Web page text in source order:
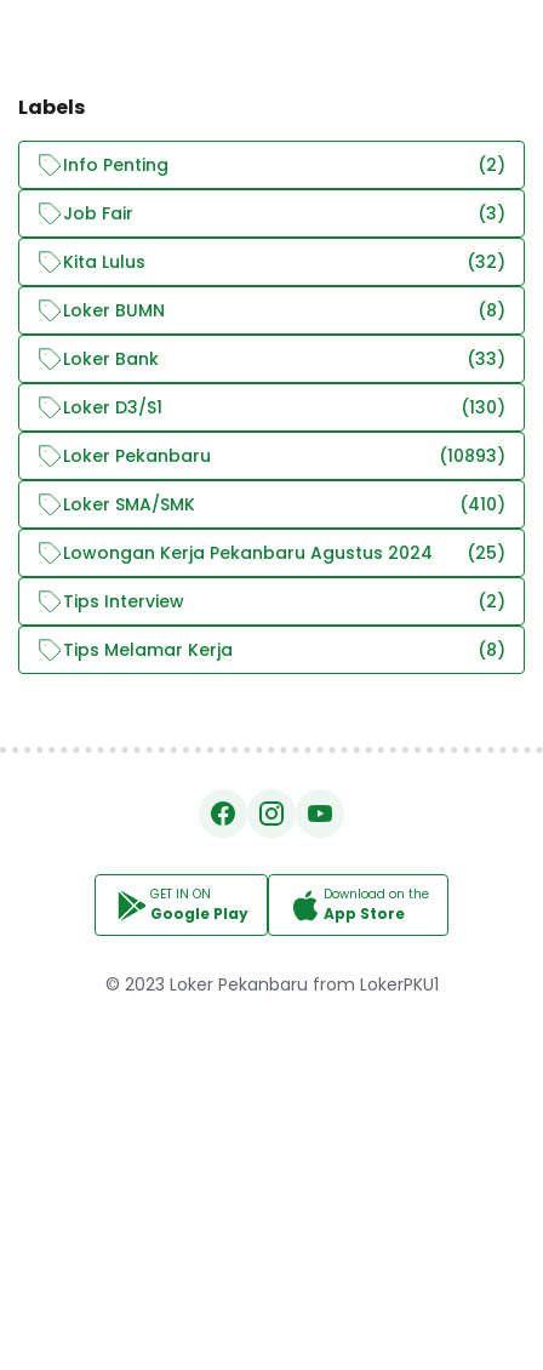
Labels
Info Penting
(2)
Job Fair
(3)
Kita Lulus
(32)
Loker BUMN
(8)
Loker Bank
(33)
Loker D3/S1
(130)
Loker Pekanbaru
(10893)
Loker SMA/SMK
(410)
Lowongan Kerja Pekanbaru Agustus 2024
(25)
Tips Interview
(2)
Tips Melamar Kerja
(8)
GET IN ON
Google Play
Download on the
App Store
© 2023 Loker Pekanbaru from LokerPKU1